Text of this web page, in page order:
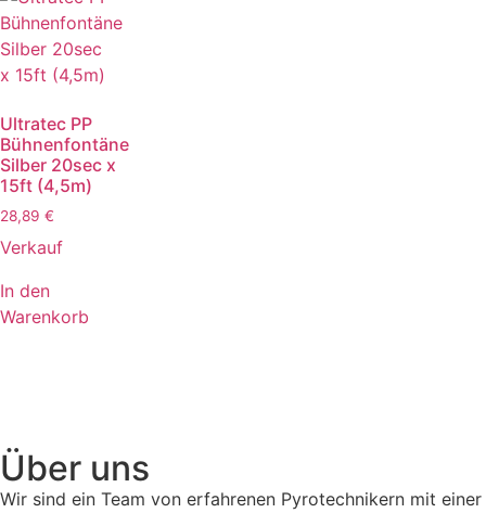
Ultratec PP
Bühnenfontäne
Silber 20sec x
15ft (4,5m)
28,89 €
Verkauf
In den
Warenkorb
Über uns
Wir sind ein Team von erfahrenen Pyrotechnikern mit einer